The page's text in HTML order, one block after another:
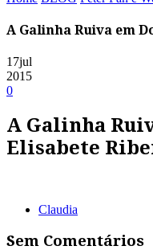
A Galinha Ruiva em
17jul
2015
0
A Galinha
Elisabete
Claudia
Sem Comentários